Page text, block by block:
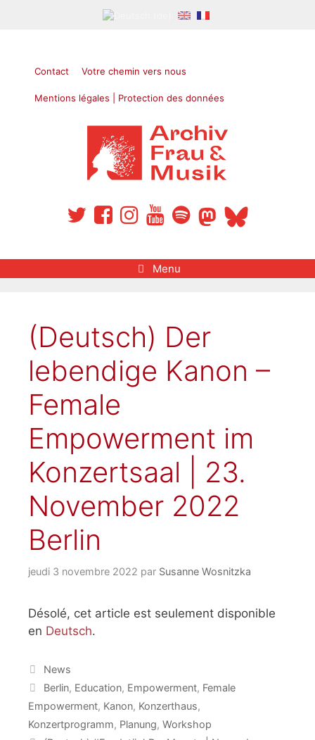
Contact Votre chemin vers nous
Mentions légales | Protection des données
Menu
(Deutsch) Der
lebendige Kanon –
Female
Empowerment im
Konzertsaal | 23.
November 2022
Berlin
jeudi 3 novembre 2022 par Susanne Wosnitzka
Désolé, cet article est seulement disponible
en Deutsch.
Catégories
News
Étiquettes
Berlin, Education, Empowerment, Female
Empowerment, Kanon, Konzerthaus,
Konzertprogramm, Planung, Workshop